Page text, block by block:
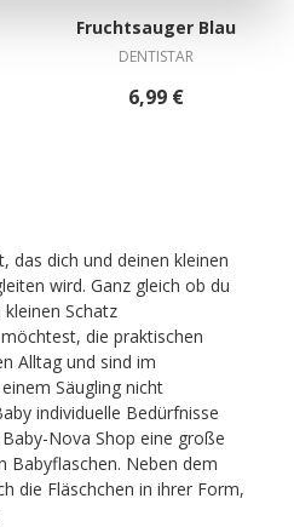
Fruchtsauger Blau
DENTISTAR
6,99 €
das dich und deinen kleinen
wird. Ganz gleich ob du
Schatz
die praktischen
Alltag und sind im
Säugling nicht
individuelle Bedürfnisse
Nova Shop eine große
Babyflaschen. Neben dem
die Fläschchen in ihrer Form,